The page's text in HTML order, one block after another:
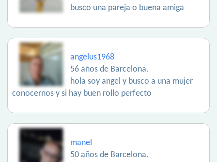
busco una pareja o buena amiga
angelus1968
56 años de Barcelona.
hola soy angel y busco a una mujer
conocernos y si hay buen rollo perfecto
manel
50 años de Barcelona.